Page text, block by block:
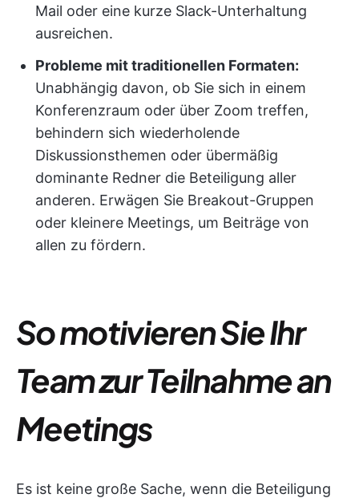
Mail oder eine kurze Slack-Unterhaltung
ausreichen.
Probleme mit traditionellen Formaten:
Unabhängig davon, ob Sie sich in einem
Konferenzraum oder über Zoom treffen,
behindern sich wiederholende
Diskussionsthemen oder übermäßig
dominante Redner die Beteiligung aller
anderen. Erwägen Sie Breakout-Gruppen
oder kleinere Meetings, um Beiträge von
allen zu fördern.
So motivieren Sie Ihr
Team zur Teilnahme an
Meetings
Es ist keine große Sache, wenn die Beteiligung